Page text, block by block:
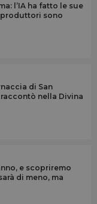
l’IA ha fatto le sue
sono
di San
nella Divina
e scopriremo
di meno, ma